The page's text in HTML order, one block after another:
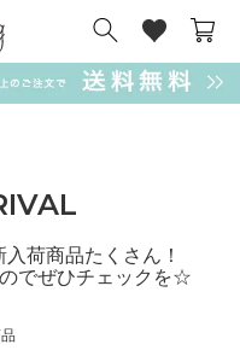
荷商品たくさん！
でぜひチェックを☆
サンリオ キーポーチ